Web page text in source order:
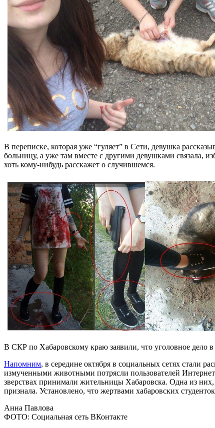
В переписке, которая уже “гуляет” в Сети, девушка
больницу, а уже там вместе с другими девушками связала,
хоть кому-нибудь расскажет о случившемся.
В СКР по Хабаровскому краю заявили, что уголовное дело
Напомним, в середине октября в социальных сетях стали
измученными животными потрясли пользователей
зверствах принимали жительницы Хабаровска. Одна из
признала. Установлено, что жертвами хабаровских
Анна Павлова
ФОТО: Социальная сеть ВКонтакте